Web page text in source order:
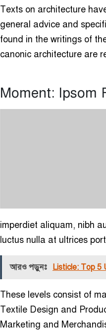
Texts on architecture
general advice and
found in the writings of
canonic architecture are
Moment: Ipsom
imperdiet aliquam, nibh
luctus nulla at ultrices
আরও পড়ুনঃ Listicle: Top 5
These levels consist of
Textile Design and
Marketing and